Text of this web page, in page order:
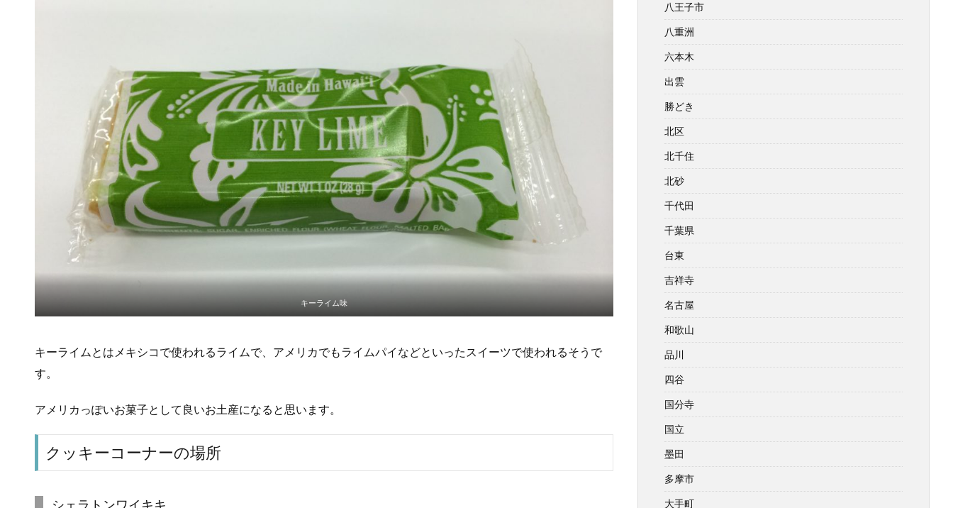
キーライム味
キーライムとはメキシコで使われるライムで、アメリカでもライムパイなどといったスイーツで使われるそうで
す。
アメリカっぽいお菓子として良いお土産になると思います。
クッキーコーナーの場所
八王子市
八重洲
六本木
出雲
勝どき
北区
北千住
北砂
千代田
千葉県
台東
吉祥寺
名古屋
和歌山
品川
四谷
国分寺
国立
墨田
多摩市
大手町